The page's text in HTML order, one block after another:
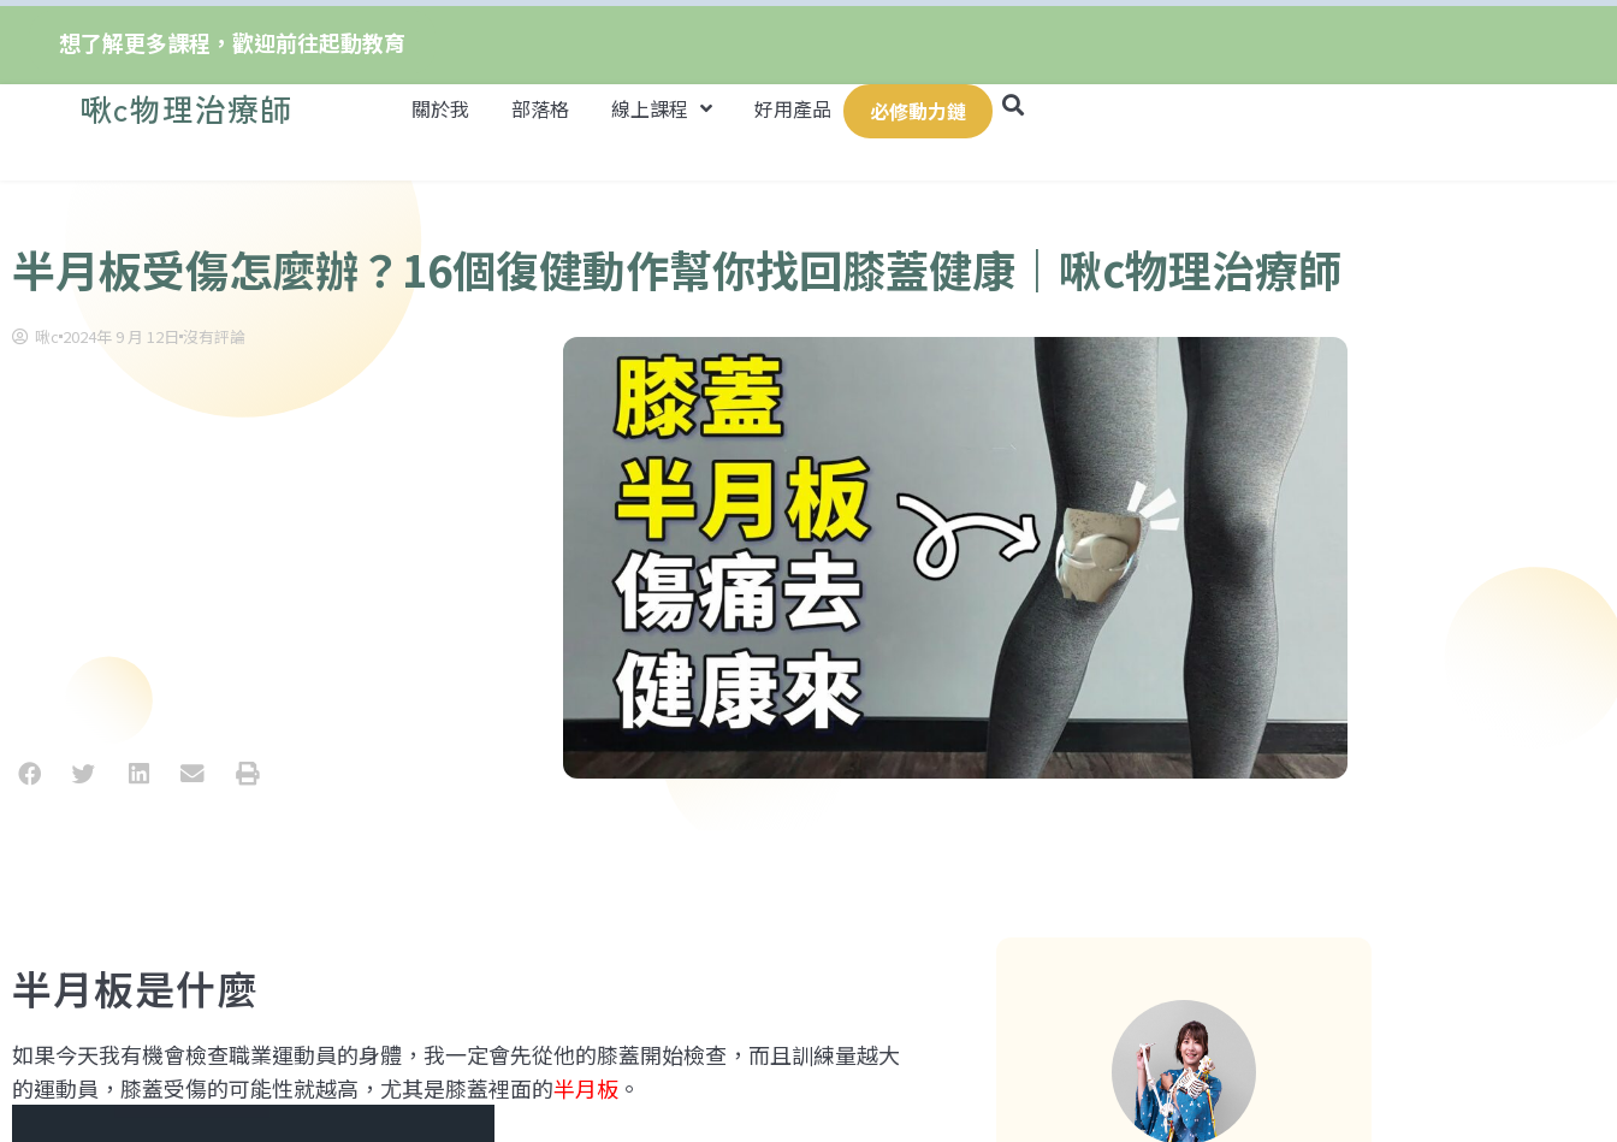
想了解更多課程，歡迎前往起動教育
啾c物理治療師 關於我 部落格 線上課程 好用產品 必修動力鏈
半月板受傷怎麼辦？16個復健動作幫你找回膝蓋健康｜啾c物理治療師
啾c 2024年 9 月 12日 沒有評論
半月板是什麼
如果今天我有機會檢查職業運動員的身體，我一定會先從他的膝蓋開始檢查，而且訓練量越大
的運動員，膝蓋受傷的可能性就越高，尤其是膝蓋裡面的半月板 。